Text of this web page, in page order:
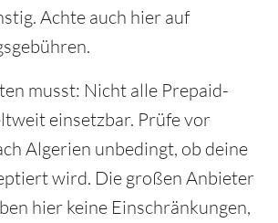
Achte auch hier auf
musst: Nicht alle Prepaid-
einsetzbar. Prüfe vor
Algerien unbedingt, ob deine
wird. Die großen Anbieter
hier keine Einschränkungen,